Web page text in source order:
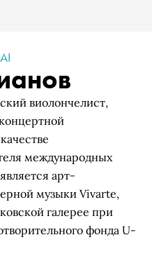
виолончелист,
международных
арт-
музыки Vivarte,
галерее при
фонда U-